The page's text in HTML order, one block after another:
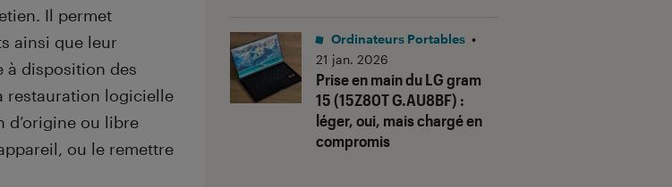
Il permet
ainsi que leur
à disposition des
restauration logicielle
d’origine ou libre
ou le remettre
Prise en main du LG gram
15 (15Z80T G.AU8BF) :
léger, oui, mais chargé en
compromis
Ordinateurs Portables •
21 jan. 2026